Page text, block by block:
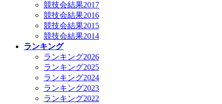
競技会結果2017
競技会結果2016
競技会結果2015
競技会結果2014
ランキング
ランキング2026
ランキング2025
ランキング2024
ランキング2023
ランキング2022